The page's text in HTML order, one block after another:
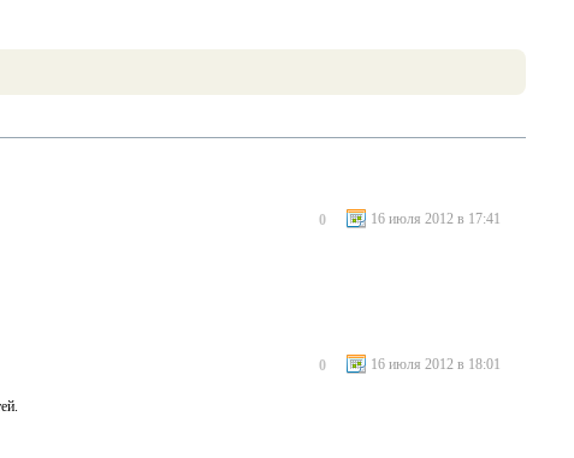
16 июля 2012 в 17:41
0
16 июля 2012 в 18:01
0